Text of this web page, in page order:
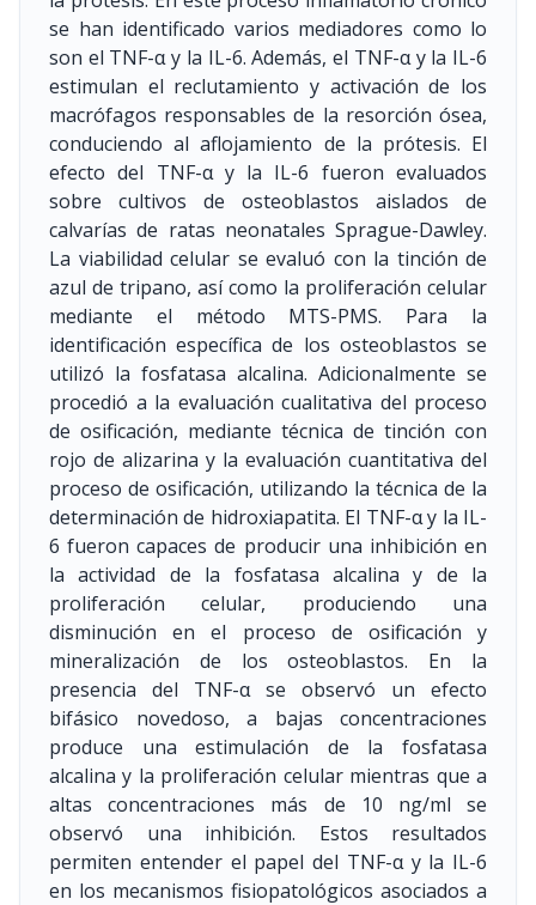
se han identificado varios mediadores como lo
son el TNF-α y la IL-6. Además, el TNF-α y la IL-6
estimulan el reclutamiento y activación de los
macrófagos responsables de la resorción ósea,
conduciendo al aflojamiento de la prótesis. El
efecto del TNF-α y la IL-6 fueron evaluados
sobre cultivos de osteoblastos aislados de
calvarías de ratas neonatales Sprague-Dawley.
La viabilidad celular se evaluó con la tinción de
azul de tripano, así como la proliferación celular
mediante el método MTS-PMS. Para la
identificación específica de los osteoblastos se
utilizó la fosfatasa alcalina. Adicionalmente se
procedió a la evaluación cualitativa del proceso
de osificación, mediante técnica de tinción con
rojo de alizarina y la evaluación cuantitativa del
proceso de osificación, utilizando la técnica de la
determinación de hidroxiapatita. El TNF-α y la IL-
6 fueron capaces de producir una inhibición en
la actividad de la fosfatasa alcalina y de la
proliferación celular, produciendo una
disminución en el proceso de osificación y
mineralización de los osteoblastos. En la
presencia del TNF-α se observó un efecto
bifásico novedoso, a bajas concentraciones
produce una estimulación de la fosfatasa
alcalina y la proliferación celular mientras que a
altas concentraciones más de 10 ng/ml se
observó una inhibición. Estos resultados
permiten entender el papel del TNF-α y la IL-6
en los mecanismos fisiopatológicos asociados a